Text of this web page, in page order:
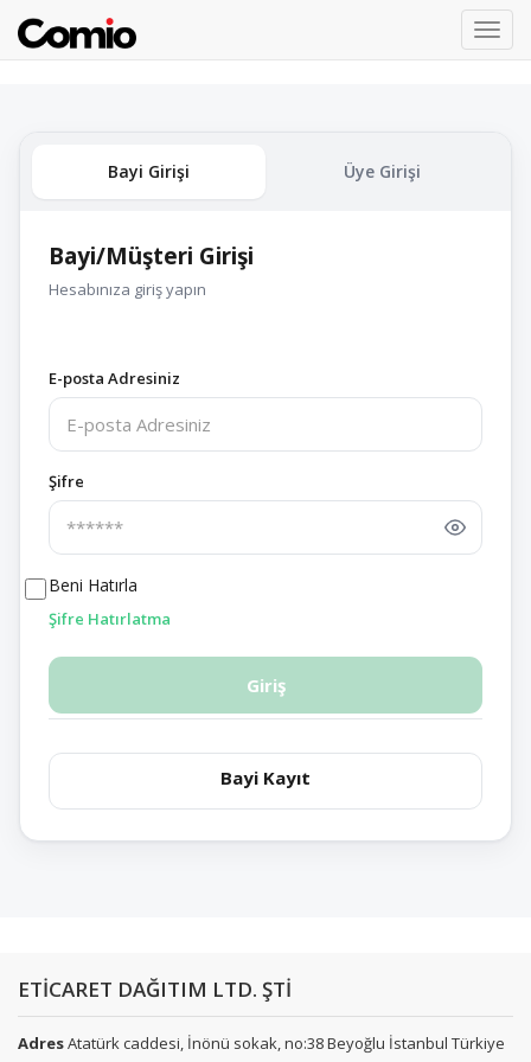
Bayi Girişi Üye Girişi
Bayi/Müşteri Girişi
Hesabınıza giriş yapın
E-posta Adresiniz
Şifre
Beni Hatırla
Şifre Hatırlatma
Giriş
Bayi Kayıt
ETİCARET DAĞITIM LTD. ŞTİ
AdresAtatürk caddesi, İnönü sokak, no:38 Beyoğlu İstanbul Türkiye